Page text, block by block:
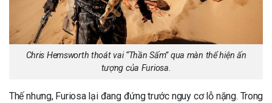
Chris Hemsworth thoát vai “Thần Sấm” qua màn thể hiện ấn
tượng của Furiosa.
Thế nhưng, Furiosa lại đang đứng trước nguy cơ lỗ nặng. Trong